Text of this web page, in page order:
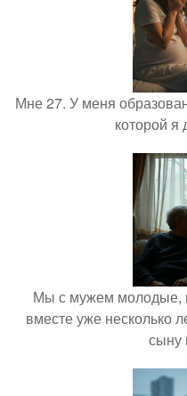
Мне 27. У меня
которой я
Мы с мужем молодые,
вместе уже несколько
сыну